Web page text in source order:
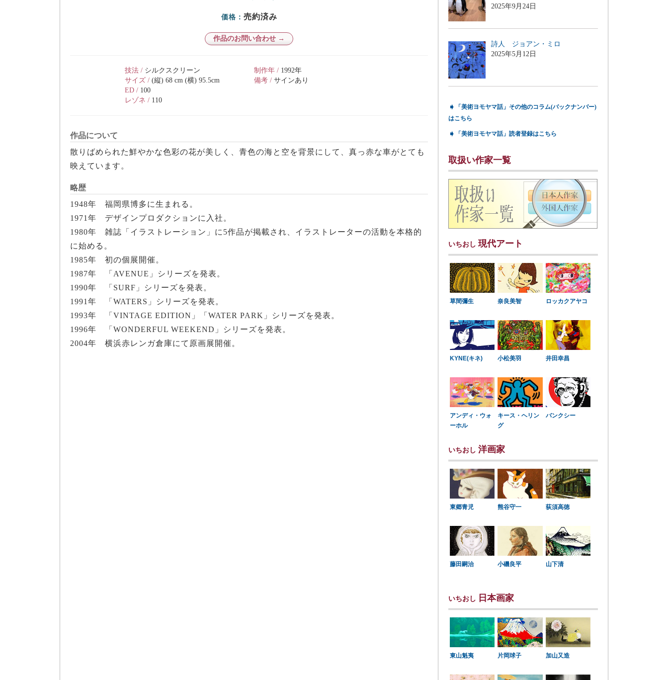
価格： 売約済み
作品のお問い合わせ →
技法 / シルクスクリーン
サイズ / (縦) 68 cm (横) 95.5cm
ED / 100
レゾネ / 110
制作年 / 1992年
備考 / サインあり
作品について
散りばめられた鮮やかな色彩の花が美しく、青色の海と空を背景にして、真っ赤な車がとても
映えています。
略歴
1948年 福岡県博多に生まれる。
1971年 デザインプロダクションに入社。
1980年 雑誌「イラストレーション」に5作品が掲載され、イラストレーターの活動を本格的
に始める。
1985年 初の個展開催。
1987年 「AVENUE」シリーズを発表。
1990年 「SURF」シリーズを発表。
1991年 「WATERS」シリーズを発表。
1993年 「VINTAGE EDITION」「WATER PARK」シリーズを発表。
1996年 「WONDERFUL WEEKEND」シリーズを発表。
2004年 横浜赤レンガ倉庫にて原画展開催。
2025年9月24日
詩人 ジョアン・ミロ
2025年5月12日
➧
「美術ヨモヤマ話」その他のコラム(バックナンバー)
はこちら
➧ 「美術ヨモヤマ話」読者登録はこちら
取扱い作家一覧
いちおし 現代アート
草間彌生 奈良美智 ロッカクアヤコ
KYNE(キネ) 小松美羽 井田幸昌
アンディ・ウォ
ーホル
キース・ヘリン
グ
バンクシー
いちおし 洋画家
東郷青児 熊谷守一 荻須高徳
藤田嗣治 小磯良平 山下清
いちおし 日本画家
東山魁夷 片岡球子 加山又造